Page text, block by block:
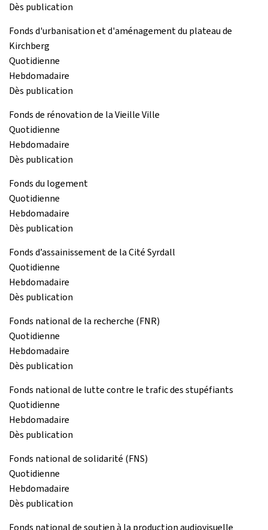
Dès publication
Fonds d'urbanisation et d'aménagement du plateau de
Kirchberg
Quotidienne
Hebdomadaire
Dès publication
Fonds de rénovation de la Vieille Ville
Quotidienne
Hebdomadaire
Dès publication
Fonds du logement
Quotidienne
Hebdomadaire
Dès publication
Fonds d’assainissement de la Cité Syrdall
Quotidienne
Hebdomadaire
Dès publication
Fonds national de la recherche (FNR)
Quotidienne
Hebdomadaire
Dès publication
Fonds national de lutte contre le trafic des stupéfiants
Quotidienne
Hebdomadaire
Dès publication
Fonds national de solidarité (FNS)
Quotidienne
Hebdomadaire
Dès publication
Fonds national de soutien à la production audiovisuelle